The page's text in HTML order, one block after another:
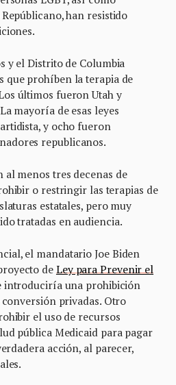
han resistido
y el Distrito de Columbia
que prohíben la terapia de
últimos fueron Utah y
mayoría de esas leyes
y ocho fueron
republicanos.
al menos tres decenas de
o restringir las terapias de
estatales, pero muy
tratadas en audiencia.
el mandatario Joe Biden
de Ley para Prevenir el
introduciría una prohibición
privadas. Otro
el uso de recursos
pública Medicaid para pagar
acción, al parecer,